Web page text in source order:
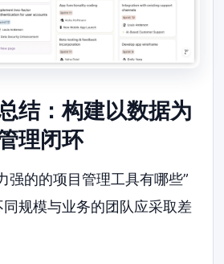
结：构建以数据为
理闭环
强的的项目管理工具有哪些”
规模与业务的团队应采取差